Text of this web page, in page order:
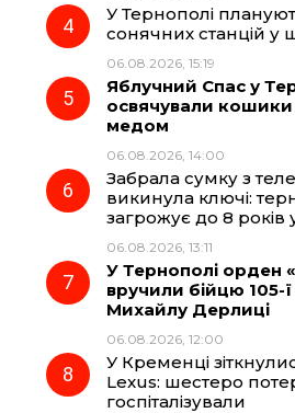
У Тернополі
сонячних станцій у
06.08.2026, 15:19
Яблучний Спас у
освячували
медом
06.08.2026, 14:00
Забрала сумку з
викинула ключі:
загрожує до 8 років
06.08.2026, 13:11
У Тернополі орден
вручили бійцю 105-
Михайлу Дерлиці
06.08.2026, 12:00
У Кременці
Lexus: шестеро
госпіталізували